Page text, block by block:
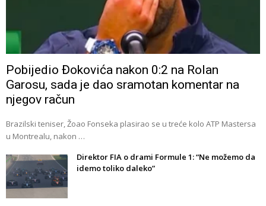
Pobijedio Đokovića nakon 0:2 na Rolan
Garosu, sada je dao sramotan komentar na
njegov račun
Brazilski teniser, Žoao Fonseka plasirao se u treće kolo ATP Mastersa
u Montrealu, nakon …
Direktor FIA o drami Formule 1: “Ne možemo da
idemo toliko daleko”